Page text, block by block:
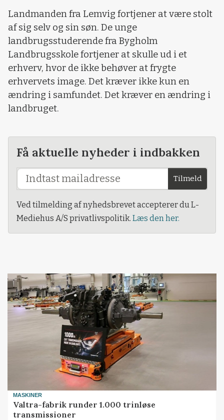
Landmanden fra Lemvig fortjener at være stolt
af sig selv og sin søn. De unge
landbrugsstuderende fra Bygholm
Landbrugsskole fortjener at skulle ud i et
erhverv, hvor de ikke behøver at frygte
erhvervets image. Det kræver ikke kun en
ændring i samfundet. Det kræver en ændring i
landbruget.
Få aktuelle nyheder i indbakken
Tilmeld
Ved tilmelding af nyhedsbrevet accepterer du L-
Mediehus A/S privatlivspolitik. Læs den her.
MASKINER
Valtra-fabrik runder 1.000 trinløse
transmissioner